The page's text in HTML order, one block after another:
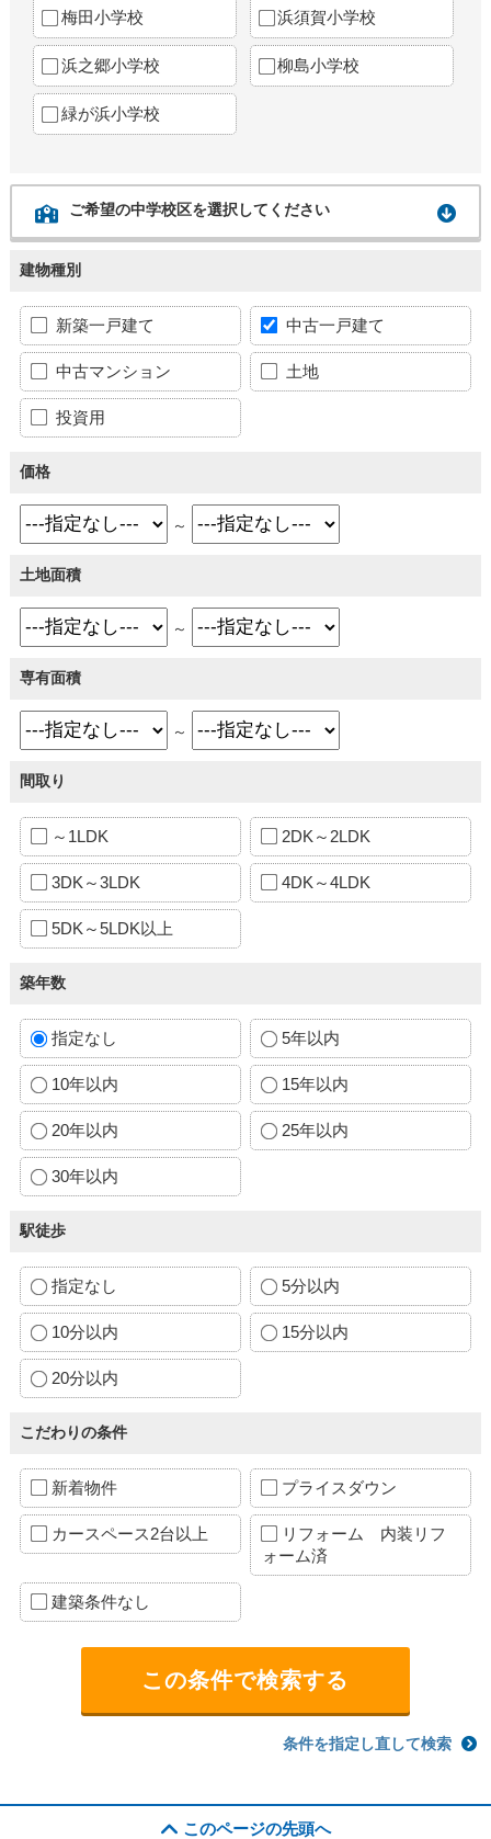
梅田小学校 浜須賀小学校
浜之郷小学校 柳島小学校
緑が浜小学校
ご希望の中学校区を選択してください
建物種別
新築一戸建て 中古一戸建て
中古マンション 土地
投資用
価格
～
土地面積
～
専有面積
～
間取り
～1LDK 2DK～2LDK
3DK～3LDK 4DK～4LDK
5DK～5LDK以上
築年数
指定なし 5年以内
10年以内 15年以内
20年以内 25年以内
30年以内
駅徒歩
指定なし 5分以内
10分以内 15分以内
20分以内
こだわりの条件
新着物件 プライスダウン
カースペース2台以上
リフォーム 内装リフ
ォーム済
建築条件なし
条件を指定し直して検索
このページの先頭へ